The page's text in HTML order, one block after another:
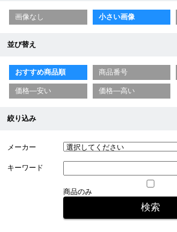
画像なし 小さい画像
並び替え
おすすめ商品順 商品番号
価格—安い 価格—高い
絞り込み
メーカー
キーワード
商品のみ